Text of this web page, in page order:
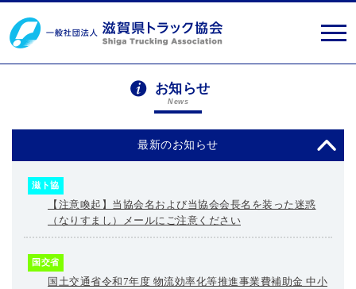
お知らせ
News
最新のお知らせ
滋ト協
【注意喚起】当協会名および当協会会長名を装った迷惑
（なりすまし）メールにご注意ください
国交省
国土交通省令和7年度 物流効率化等推進事業費補助金 中小